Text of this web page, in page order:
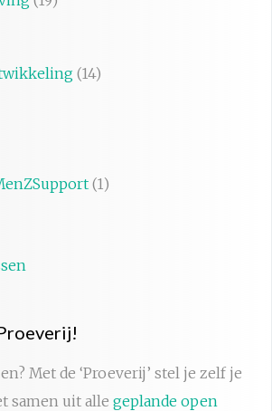
(14)
(1)
Met de ‘Proeverij’ stel je zelf je
samen uit alle geplande open